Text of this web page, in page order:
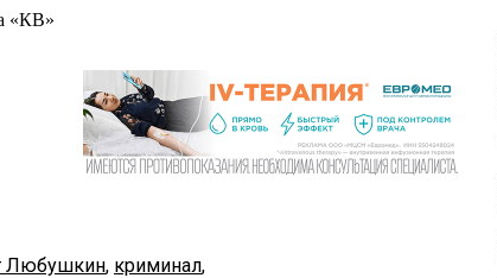
«КВ»
Любушкин, криминал,